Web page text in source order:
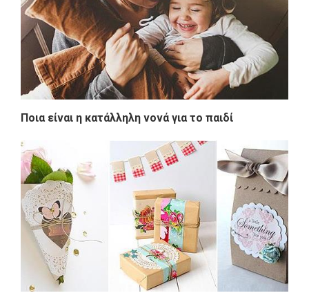
Ποια είναι η κατάλληλη νονά για το παιδί